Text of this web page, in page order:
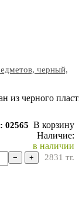
черный,
из черного
02565 В корзину
Наличие:
в наличии
2831 тг.
− +